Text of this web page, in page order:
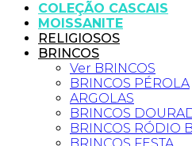
COLEÇÃO CASCAIS
MOISSANITE
RELIGIOSOS
BRINCOS
Ver BRINCOS
BRINCOS PÉROLA
ARGOLAS
BRINCOS
BRINCOS RÓDIO